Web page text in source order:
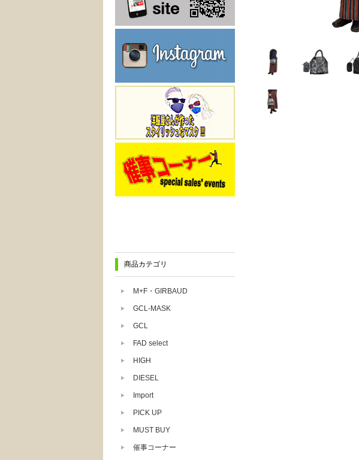
商品カテゴリ
M+F・GIRBAUD
GCL-MASK
GCL
FAD select
HIGH
DIESEL
Import
PICK UP
MUST BUY
催事コーナー